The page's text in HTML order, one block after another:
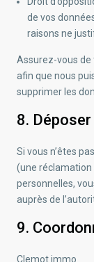
de vos
raisons ne
Assurez-vous de
afin que nous
supprimer les
8.
Si vous n’êtes
(une
personnelles,
auprès de
9.
Clemot immo